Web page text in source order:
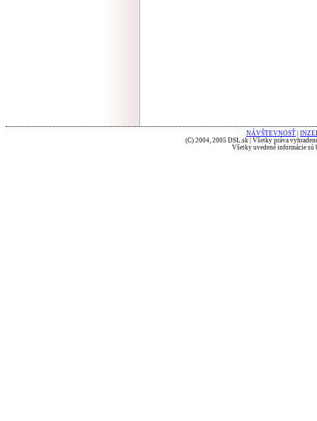
NÁVŠTEVNOSŤ
(C) 2004, 2005 DSL.sk | Všetky práva
Všetky uvedené informácie sú